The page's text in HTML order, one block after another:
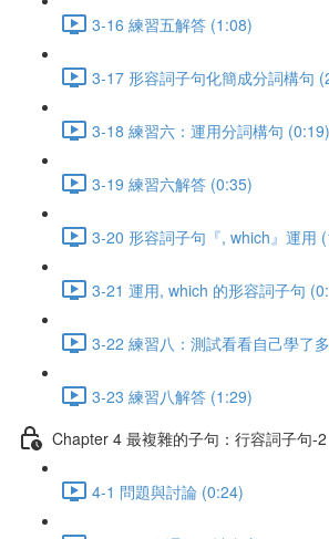
3-16 練習五解答 (1:08)
3-17 形容詞子句化簡成分詞構句
3-18 練習六：運用分詞構句 (0:19)
3-19 練習六解答 (0:35)
3-20 形容詞子句『, which』運用
3-21 運用, which 的形容詞子句
3-22 練習八：測試看看自己學了
3-23 練習八解答 (1:29)
Chapter 4 最複雜的子句：行容詞子句-2
4-1 問題與討論 (0:24)